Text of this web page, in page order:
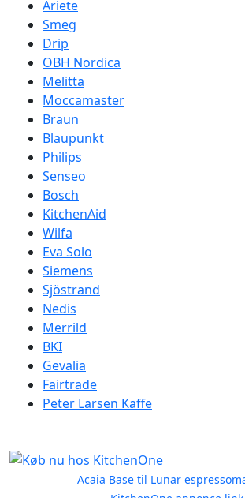
Ariete
Smeg
Drip
OBH Nordica
Melitta
Moccamaster
Braun
Blaupunkt
Philips
Senseo
Bosch
KitchenAid
Wilfa
Eva Solo
Siemens
Sjöstrand
Nedis
Merrild
BKI
Gevalia
Fairtrade
Peter Larsen Kaffe
Acaia Base til Lunar